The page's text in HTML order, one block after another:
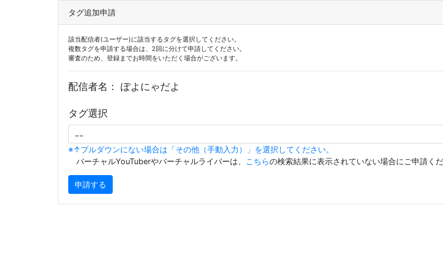
タグ追加申請
該当配信者(ユーザー)に該当するタグを選択してください。
複数タグを申請する場合は、2回に分けて申請してください。
審査のため、登録までお時間をいただく場合がございます。
配信者名： ぽよにゃだよ
タグ選択
※↑プルダウンにない場合は「その他（手動入力）」を選択してください。
バーチャルYouTuberやバーチャルライバーは、 こちらの検索結果に表示されていない場合にご申請く
申請する